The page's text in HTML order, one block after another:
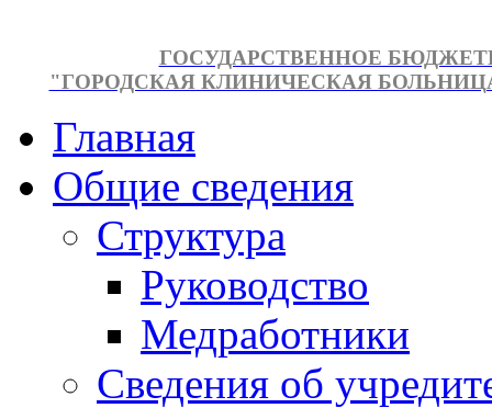
ГОСУДАРСТВЕННОЕ
"ГОРОДСКАЯ КЛИНИЧЕСКАЯ
Главная
Общие сведения
Структура
Руководство
Медработники
Сведения об